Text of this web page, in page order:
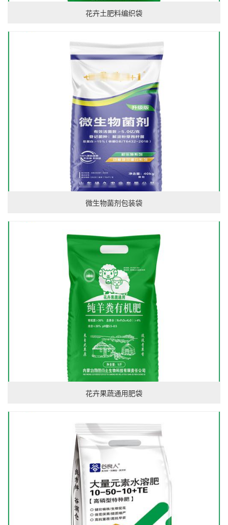
花卉土肥料编织袋
微生物菌剂包装袋
花卉果蔬通用肥袋